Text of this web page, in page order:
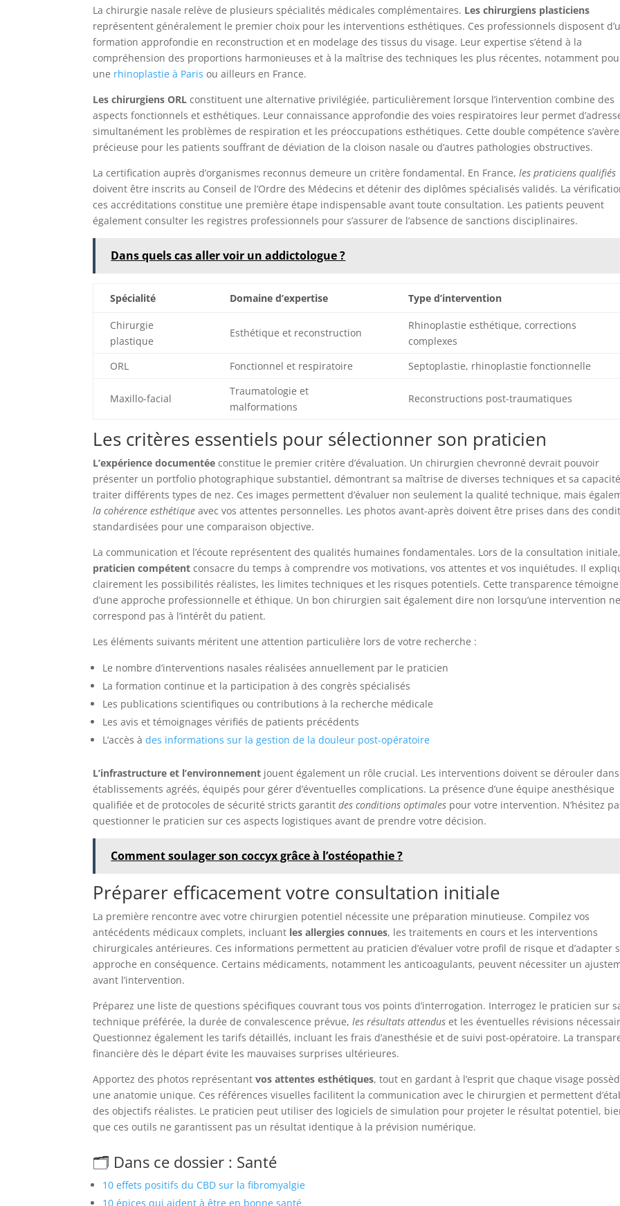
La chirurgie nasale relève de plusieurs spécialités médicales complémentaires. Les chirurgiens plasticiens
représentent généralement le premier choix pour les interventions esthétiques. Ces professionnels disposent
formation approfondie en reconstruction et en modelage des tissus du visage. Leur expertise s’étend à la
compréhension des proportions harmonieuses et à la maîtrise des techniques les plus récentes, notamment
une rhinoplastie à Paris ou ailleurs en France.
Les chirurgiens ORL constituent une alternative privilégiée, particulièrement lorsque l’intervention combine des
aspects fonctionnels et esthétiques. Leur connaissance approfondie des voies respiratoires leur permet
simultanément les problèmes de respiration et les préoccupations esthétiques. Cette double compétence s’avère
précieuse pour les patients souffrant de déviation de la cloison nasale ou d’autres pathologies obstructives.
La certification auprès d’organismes reconnus demeure un critère fondamental. En France,les praticiens qualifiés
doivent être inscrits au Conseil de l’Ordre des Médecins et détenir des diplômes spécialisés validés. La
ces accréditations constitue une première étape indispensable avant toute consultation. Les patients peuvent
également consulter les registres professionnels pour s’assurer de l’absence de sanctions disciplinaires.
Dans quels cas aller voir un addictologue ?
Spécialité Domaine d’expertise Type d’intervention
Chirurgie
plastique
Esthétique et reconstruction
Rhinoplastie esthétique, corrections
complexes
ORL
Fonctionnel et respiratoire Septoplastie, rhinoplastie fonctionnelle
Maxillo-facial
Traumatologie et
malformations
Reconstructions post-traumatiques
Les critères essentiels pour sélectionner son praticien
L’expérience documentée constitue le premier critère d’évaluation. Un chirurgien chevronné devrait pouvoir
présenter un portfolio photographique substantiel, démontrant sa maîtrise de diverses techniques et sa
traiter différents types de nez. Ces images permettent d’évaluer non seulement la qualité technique, mais
la cohérence esthétique avec vos attentes personnelles. Les photos avant-après doivent être prises dans des
standardisées pour une comparaison objective.
La communication et l’écoute représentent des qualités humaines fondamentales. Lors de la consultation initiale,
praticien compétent consacre du temps à comprendre vos motivations, vos attentes et vos inquiétudes. Il
clairement les possibilités réalistes, les limites techniques et les risques potentiels. Cette transparence témoigne
d’une approche professionnelle et éthique. Un bon chirurgien sait également dire non lorsqu’une intervention ne
correspond pas à l’intérêt du patient.
Les éléments suivants méritent une attention particulière lors de votre recherche :
Le nombre d’interventions nasales réalisées annuellement par le praticien
La formation continue et la participation à des congrès spécialisés
Les publications scientifiques ou contributions à la recherche médicale
Les avis et témoignages vérifiés de patients précédents
L’accès àdes informations sur la gestion de la douleur post-opératoire
L’infrastructure et l’environnement jouent également un rôle crucial. Les interventions doivent se dérouler
établissements agréés, équipés pour gérer d’éventuelles complications. La présence d’une équipe anesthésique
qualifiée et de protocoles de sécurité stricts garantitdes conditions optimales pour votre intervention. N’hésitez
questionner le praticien sur ces aspects logistiques avant de prendre votre décision.
Comment soulager son coccyx grâce à l’ostéopathie ?
Préparer efficacement votre consultation initiale
La première rencontre avec votre chirurgien potentiel nécessite une préparation minutieuse. Compilez vos
antécédents médicaux complets, incluant les allergies connues, les traitements en cours et les interventions
chirurgicales antérieures. Ces informations permettent au praticien d’évaluer votre profil de risque et d’adapter
approche en conséquence. Certains médicaments, notamment les anticoagulants, peuvent nécessiter un
avant l’intervention.
Préparez une liste de questions spécifiques couvrant tous vos points d’interrogation. Interrogez le praticien sur
technique préférée, la durée de convalescence prévue,les résultats attendus et les éventuelles révisions
Questionnez également les tarifs détaillés, incluant les frais d’anesthésie et de suivi post-opératoire. La
financière dès le départ évite les mauvaises surprises ultérieures.
Apportez des photos représentantvos attentes esthétiques, tout en gardant à l’esprit que chaque visage
une anatomie unique. Ces références visuelles facilitent la communication avec le chirurgien et permettent
des objectifs réalistes. Le praticien peut utiliser des logiciels de simulation pour projeter le résultat potentiel,
que ces outils ne garantissent pas un résultat identique à la prévision numérique.
🗂️ Dans ce dossier : Santé
10 effets positifs du CBD sur la fibromyalgie
10 épices qui aident à être en bonne santé